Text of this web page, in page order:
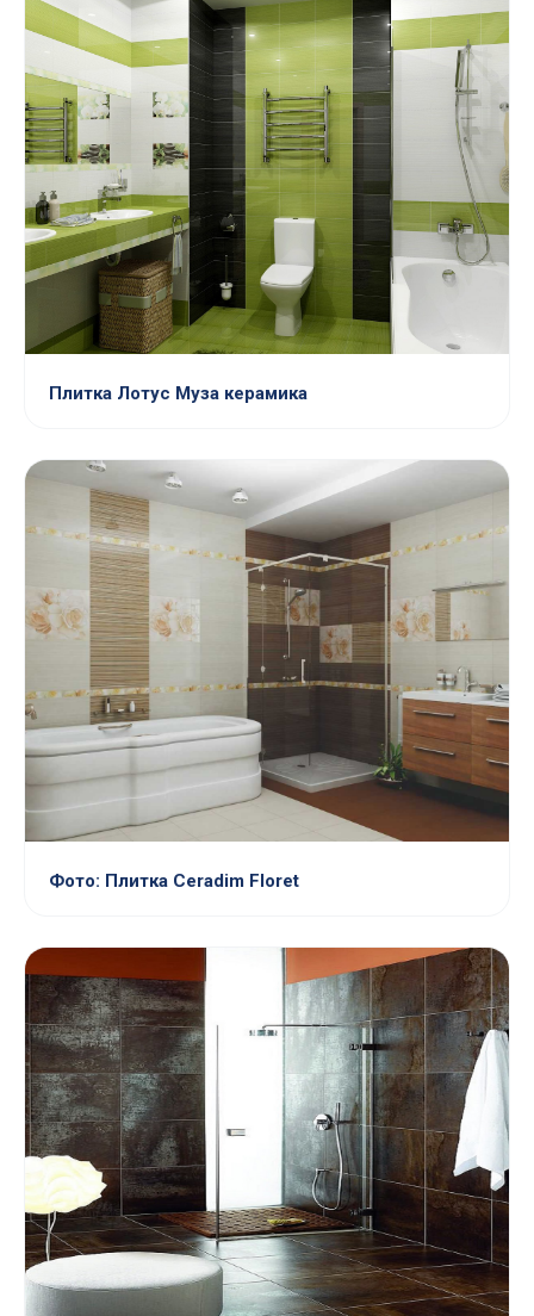
Плитка Лотус Муза керамика
Фото: Плитка Ceradim Floret